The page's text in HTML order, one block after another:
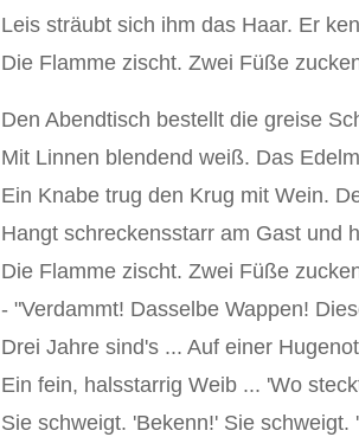
Leis sträubt sich ihm das Haar. Er
Die Flamme zischt. Zwei Füße
Den Abendtisch bestellt die greise
Mit Linnen blendend weiß. Das
Ein Knabe trug den Krug mit Wein.
Hangt schreckensstarr am Gast und
Die Flamme zischt. Zwei Füße
- "Verdammt! Dasselbe Wappen!
Drei Jahre sind's ... Auf einer
Ein fein, halsstarrig Weib ... 'Wo
Sie schweigt. 'Bekenn!' Sie